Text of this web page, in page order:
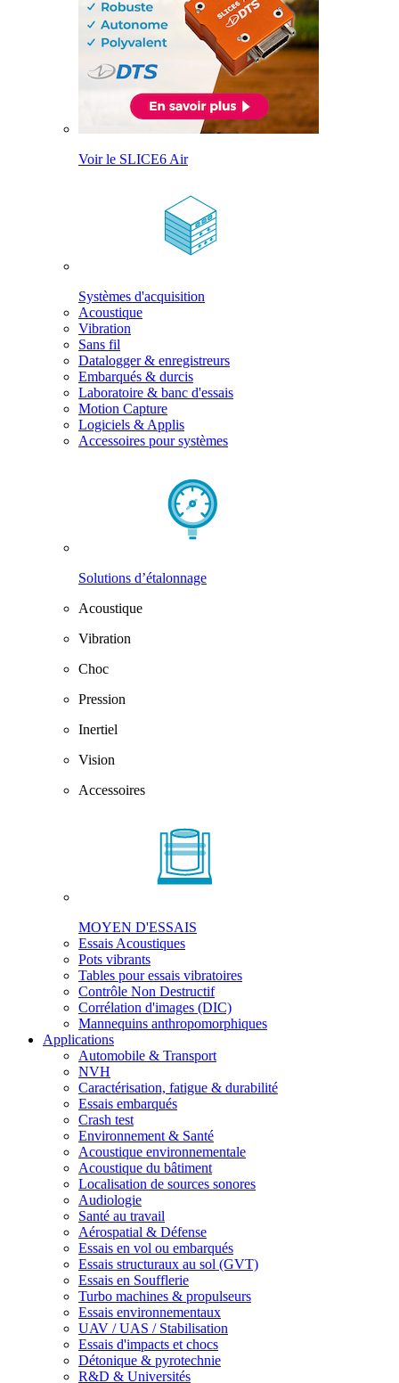
Voir le SLICE6 Air
Systèmes d'acquisition
Acoustique
Vibration
Sans fil
Datalogger & enregistreurs
Embarqués & durcis
Laboratoire & banc d'essais
Motion Capture
Logiciels & Applis
Accessoires pour systèmes
Solutions d’étalonnage
Acoustique
Vibration
Choc
Pression
Inertiel
Vision
Accessoires
MOYEN D'ESSAIS
Essais Acoustiques
Pots vibrants
Tables pour essais vibratoires
Contrôle Non Destructif
Corrélation d'images (DIC)
Mannequins anthropomorphiques
Applications
Automobile & Transport
NVH
Caractérisation, fatigue & durabilité
Essais embarqués
Crash test
Environnement & Santé
Acoustique environnementale
Acoustique du bâtiment
Localisation de sources sonores
Audiologie
Santé au travail
Aérospatial & Défense
Essais en vol ou embarqués
Essais structuraux au sol (GVT)
Essais en Soufflerie
Turbo machines & propulseurs
Essais environnementaux
UAV / UAS / Stabilisation
Essais d'impacts et chocs
Détonique & pyrotechnie
R&D & Universités